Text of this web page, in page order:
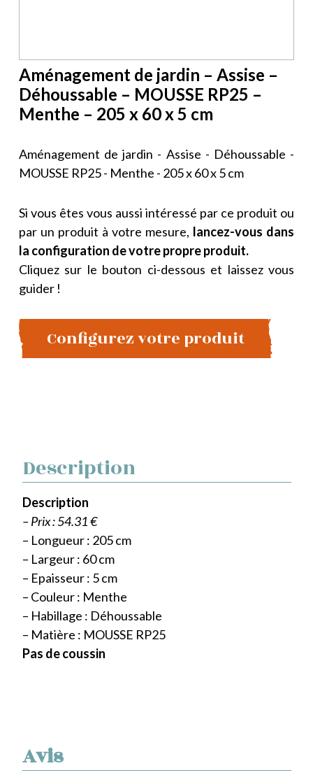
Aménagement de jardin – Assise –
Déhoussable – MOUSSE RP25 –
Menthe – 205 x 60 x 5 cm
Aménagement de jardin - Assise - Déhoussable -
MOUSSE RP25 - Menthe - 205 x 60 x 5 cm
Si vous êtes vous aussi intéressé par ce produit ou
par un produit à votre mesure, lancez-vous dans
la configuration de votre propre produit.
Cliquez sur le bouton ci-dessous et laissez vous
guider !
Configurez votre produit
Avis
Description
Description
– Prix : 54.31 €
– Longueur : 205 cm
– Largeur : 60 cm
– Epaisseur : 5 cm
– Couleur : Menthe
– Habillage : Déhoussable
– Matière : MOUSSE RP25
Pas de coussin